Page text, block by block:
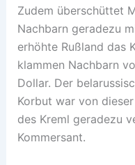
Zudem überschüttet
Nachbarn geradezu
erhöhte Rußland das
klammen Nachbarn
Dollar. Der
Korbut war von
des Kreml geradezu
Kommersant.